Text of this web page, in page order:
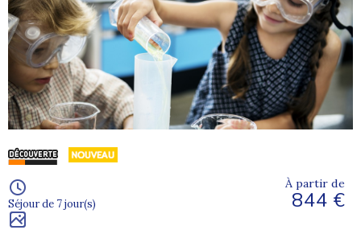
Séjour de 7 jour(s)
À partir de
844 €